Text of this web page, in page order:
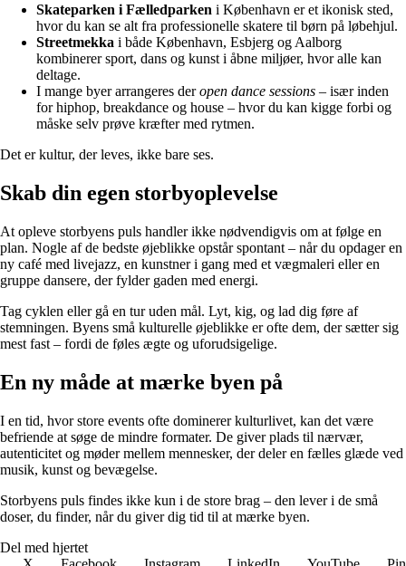
Skateparken i Fælledparken i København er et ikonisk sted,
hvor du kan se alt fra professionelle skatere til børn på løbehjul.
Streetmekka i både København, Esbjerg og Aalborg
kombinerer sport, dans og kunst i åbne miljøer, hvor alle kan
deltage.
I mange byer arrangeres deropen dance sessions – især inden
for hiphop, breakdance og house – hvor du kan kigge forbi og
måske selv prøve kræfter med rytmen.
Det er kultur, der leves, ikke bare ses.
Skab din egen storbyoplevelse
At opleve storbyens puls handler ikke nødvendigvis om at følge en
plan. Nogle af de bedste øjeblikke opstår spontant – når du opdager en
ny café med livejazz, en kunstner i gang med et vægmaleri eller en
gruppe dansere, der fylder gaden med energi.
Tag cyklen eller gå en tur uden mål. Lyt, kig, og lad dig føre af
stemningen. Byens små kulturelle øjeblikke er ofte dem, der sætter sig
mest fast – fordi de føles ægte og uforudsigelige.
En ny måde at mærke byen på
I en tid, hvor store events ofte dominerer kulturlivet, kan det være
befriende at søge de mindre formater. De giver plads til nærvær,
autenticitet og møder mellem mennesker, der deler en fælles glæde ved
musik, kunst og bevægelse.
Storbyens puls findes ikke kun i de store brag – den lever i de små
doser, du finder, når du giver dig tid til at mærke byen.
Del med hjertet